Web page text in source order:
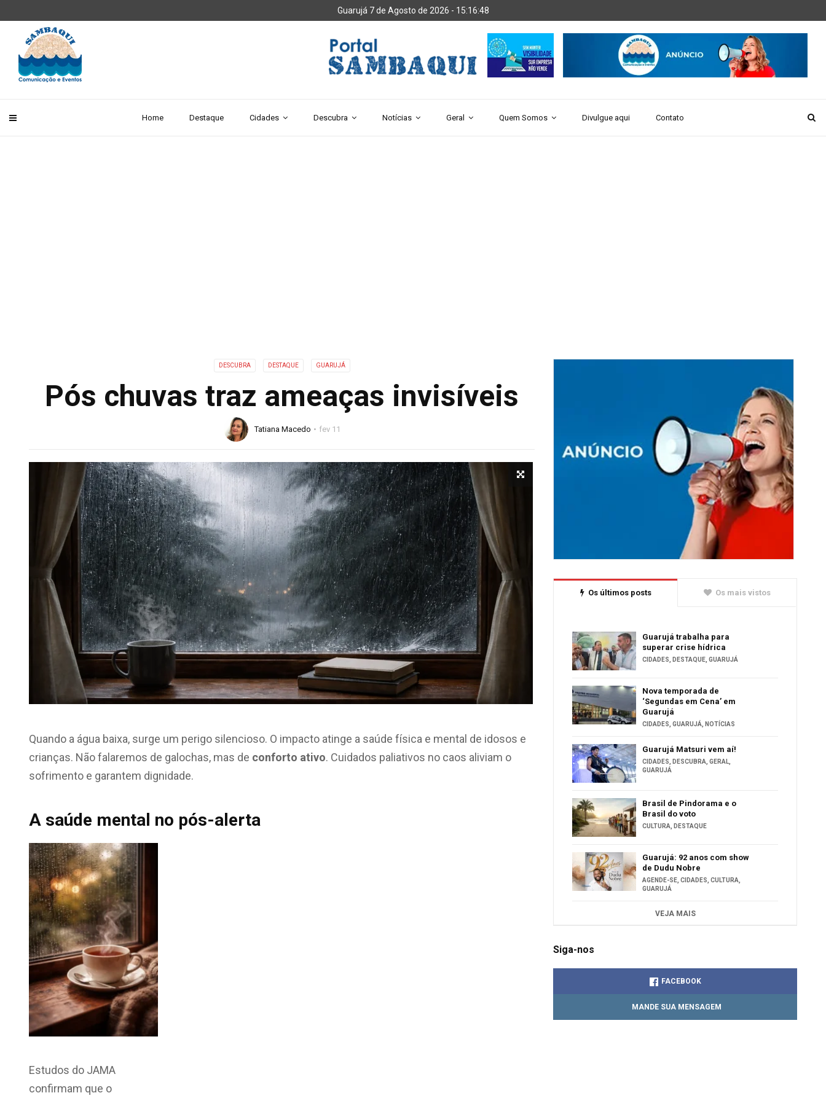
Guarujá 7 de Agosto de 2026 - 15:16:50
Home Destaque Cidades Descubra Notícias Geral Quem Somos Divulgue aqui Contato
DESCUBRA DESTAQUE GUARUJÁ
Pós chuvas traz ameaças invisíveis
Tatiana Macedo fev 11
Quando a água baixa, surge um perigo silencioso. O impacto atinge a saúde física e mental de idosos e
crianças. Não falaremos de galochas, mas de conforto ativo. Cuidados paliativos no caos aliviam o
sofrimento e garantem dignidade.
A saúde mental no pós-alerta
Estudos do JAMA
confirmam que o
Os últimos posts Os mais vistos
Guarujá trabalha para
superar crise hídrica
CIDADES, DESTAQUE,GUARUJÁ
Nova temporada de
‘Segundas em Cena’ em
Guarujá
CIDADES,GUARUJÁ, NOTÍCIAS
Guarujá Matsuri vem aí!
CIDADES, DESCUBRA,GERAL,
GUARUJÁ
Brasil de Pindorama e o
Brasil do voto
CULTURA, DESTAQUE
Guarujá: 92 anos com show
de Dudu Nobre
AGENDE-SE,CIDADES,CULTURA,
GUARUJÁ
VEJA MAIS
Siga-nos
FACEBOOK
MANDE SUA MENSAGEM